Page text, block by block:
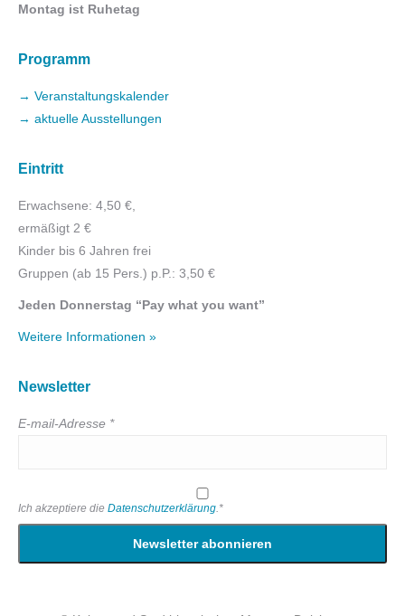
Montag ist Ruhetag
Programm
→ Veranstaltungskalender
→ aktuelle Ausstellungen
Eintritt
Erwachsene: 4,50 €,
ermäßigt 2 €
Kinder bis 6 Jahren frei
Gruppen (ab 15 Pers.) p.P.: 3,50 €
Jeden Donnerstag “Pay what you want”
Weitere Informationen »
Newsletter
E-mail-Adresse *
Ich akzeptiere die Datenschutzerklärung .*